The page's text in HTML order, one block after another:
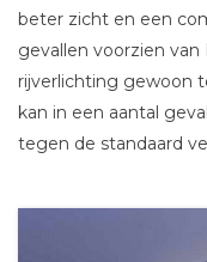
beter zicht en een
gevallen voorzien
rijverlichting gewoon
kan in een aantal
tegen de standaard